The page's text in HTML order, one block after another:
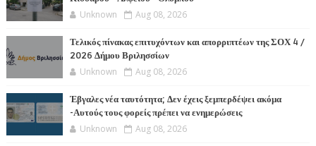
Unknown Aug 08, 2026
Τελικός πίνακας επιτυχόντων και απορριπτέων της ΣΟΧ 4 /
2026 Δήμου Βριλησσίων
Unknown Aug 08, 2026
Έβγαλες νέα ταυτότητα; Δεν έχεις ξεμπερδέψει ακόμα
-Αυτούς τους φορείς πρέπει να ενημερώσεις
Unknown Aug 08, 2026